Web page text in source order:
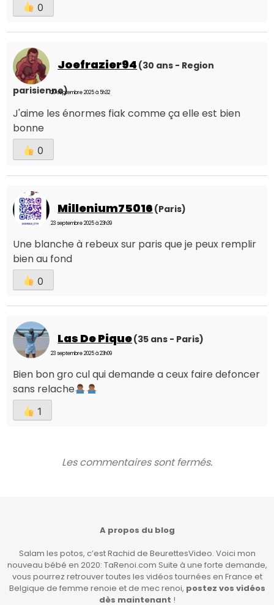
0
Joefrazier94 (30 ans - Region
parisienne)29 septembre 2025 à 5h32
J'aime les énormes fiak comme ça elle est bien
bonne
0
Millenium75016 (Paris)
23 septembre 2025 à 23h39
Une blanche à rebeux sur paris que je peux remplir
bien au fond
0
Las De Pique(35 ans - Paris)
23 septembre 2025 à 23h09
Bien bon gro cul qui demande a ceux faire defoncer
sans relache
1
Les commentaires sont fermés.
A propos du blog
Salam les potos, c’est Rachid de BeurettesVideo. Voici mon
nouveau bébé en 2020: TaRenoi.com Suite à une forte demande,
vous pourrez retrouver toutes les vidéos tournées en France et
Belgique de femme renoie et de mec renoi, postez vos vidéos
dès maintenant !